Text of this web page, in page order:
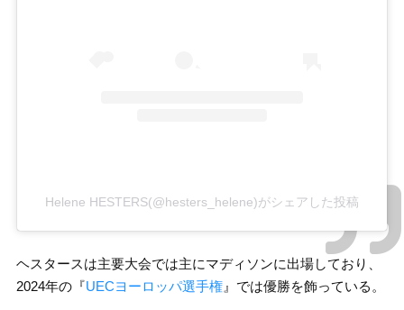
Helene HESTERS(@hesters_helene)がシェアした投稿
ヘスタースは主要大会では主にマディソンに出場しており、
2024年の『UECヨーロッパ選手権』では優勝を飾っている。